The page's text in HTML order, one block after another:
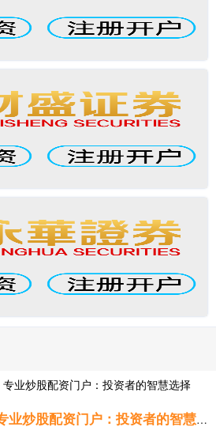
炒股配资哪个平台好 专业炒股配资门户：投资者的智慧选择